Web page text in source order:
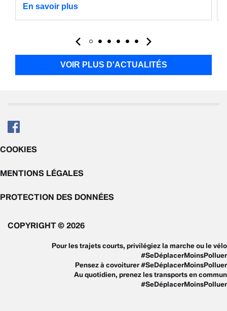
En savoir plus
VOIR PLUS D'ACTUALITÉS
COOKIES
MENTIONS LÉGALES
PROTECTION DES DONNÉES
COPYRIGHT © 2026
Pour les trajets courts, privilégiez la marche ou le vélo
#SeDéplacerMoinsPolluer
Pensez à covoiturer #SeDéplacerMoinsPolluer
Au quotidien, prenez les transports en commun
#SeDéplacerMoinsPolluer